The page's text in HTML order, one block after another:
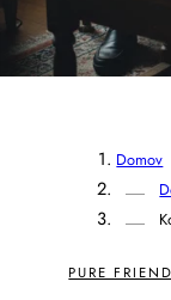
Domov
PURE